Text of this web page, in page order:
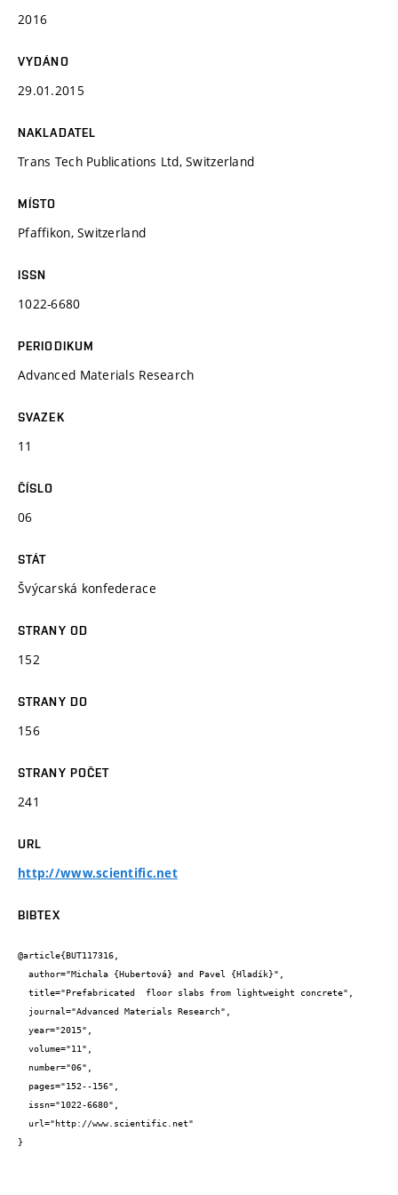
2016
VYDÁNO
29.01.2015
NAKLADATEL
Trans Tech Publications Ltd, Switzerland
MÍSTO
Pfaffikon, Switzerland
ISSN
1022-6680
PERIODIKUM
Advanced Materials Research
SVAZEK
11
ČÍSLO
06
STÁT
Švýcarská konfederace
STRANY OD
152
STRANY DO
156
STRANY POČET
241
URL
http://www.scientific.net
BIBTEX
@article{BUT117316,
}